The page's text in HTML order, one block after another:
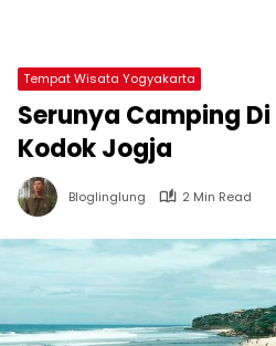
Tempat Wisata Yogyakarta
Serunya Camping
Kodok Jogja
Bloglinglung 2 Min Read